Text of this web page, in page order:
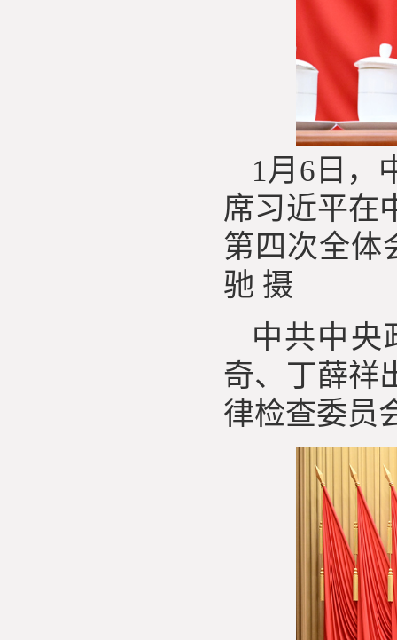
1月6日，
席习近平在
第四次全体
驰 摄
中共中央
奇、丁薛祥
律检查委员